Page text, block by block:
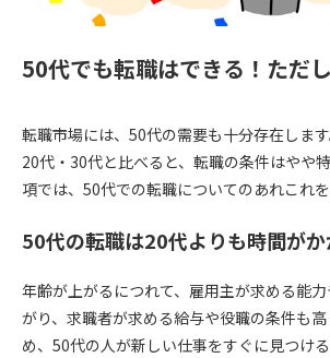
50代でも転職はできる！ただ
転職市場には、50代の需要も十分存在しま
20代・30代と比べると、転職の条件はやや
項では、50代での転職についてのあれこれを
50代の転職は20代よりも時間がか
年齢が上がるにつれて、雇用主が求める能
がり、求職者が求める給与や役職の条件も
め、50代の人が新しい仕事をすぐに見つけ